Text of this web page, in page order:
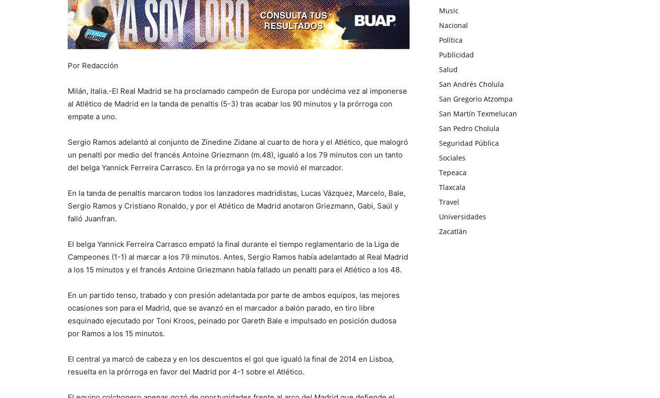
Por Redacción
Milán, Italia.-El Real Madrid se ha proclamado campeón de Europa por undécima vez al imponerse
al Atlético de Madrid en la tanda de penaltis (5-3) tras acabar los 90 minutos y la prórroga con
empate a uno.
Sergio Ramos adelantó al conjunto de Zinedine Zidane al cuarto de hora y el Atlético, que malogró
un penalti por medio del francés Antoine Griezmann (m.48), igualó a los 79 minutos con un tanto
del belga Yannick Ferreira Carrasco. En la prórroga ya no se movió el marcador.
En la tanda de penaltis marcaron todos los lanzadores madridistas, Lucas Vázquez, Marcelo, Bale,
Sergio Ramos y Cristiano Ronaldo, y por el Atlético de Madrid anotaron Griezmann, Gabi, Saúl y
falló Juanfran.
El belga Yannick Ferreira Carrasco empató la final durante el tiempo reglamentario de la Liga de
Campeones (1-1) al marcar a los 79 minutos. Antes, Sergio Ramos había adelantado al Real Madrid
a los 15 minutos y el francés Antoine Griezmann había fallado un penalti para el Atlético a los 48.
En un partido tenso, trabado y con presión adelantada por parte de ambos equipos, las mejores
ocasiones son para el Madrid, que se avanzó en el marcador a balón parado, en tiro libre
esquinado ejecutado por Toni Kroos, peinado por Gareth Bale e impulsado en posición dudosa
por Ramos a los 15 minutos.
El central ya marcó de cabeza y en los descuentos el gol que igualó la final de 2014 en Lisboa,
resuelta en la prórroga en favor del Madrid por 4-1 sobre el Atlético.
Music
Nacional
Política
Publicidad
Salud
San Andrés Cholula
San Gregorio Atzompa
San Martín Texmelucan
San Pedro Cholula
Seguridad Pública
Sociales
Tepeaca
Tlaxcala
Travel
Universidades
Zacatlán